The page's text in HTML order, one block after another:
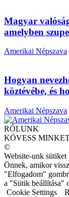
Magyar
amelyben
Amerikai Népszava
Hogyan
köztévébe, és
Amerikai Népszava
RÓLUNK
KÖVESS
©
Website-unk
Önnek, amikor
"Elfogadom"
a "Sütik beállítása"
Cookie Settings